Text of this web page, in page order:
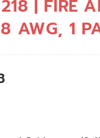
| FIRE
AWG, 1